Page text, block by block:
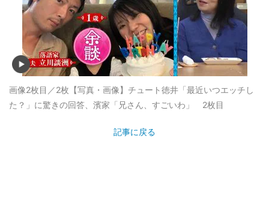
画像2枚目／2枚 【写真・画像】チュート徳井「最近いつエッチし
た？」に驚きの回答、濱家「兄さん、すごいわ」 2枚目
記事に戻る